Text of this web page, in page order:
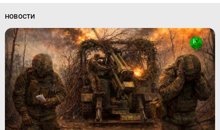
НОВОСТИ